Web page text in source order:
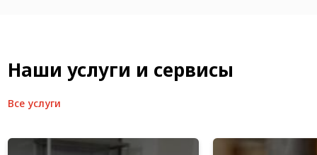
Наши услуги и сервисы
Все услуги